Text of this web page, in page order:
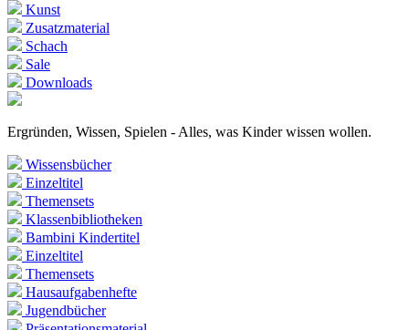
Kunst
Zusatzmaterial
Schach
Sale
Downloads
Ergründen, Wissen, Spielen - Alles, was Kinder wissen wollen.
Wissensbücher
Einzeltitel
Themensets
Klassenbibliotheken
Bambini Kindertitel
Einzeltitel
Themensets
Hausaufgabenhefte
Jugendbücher